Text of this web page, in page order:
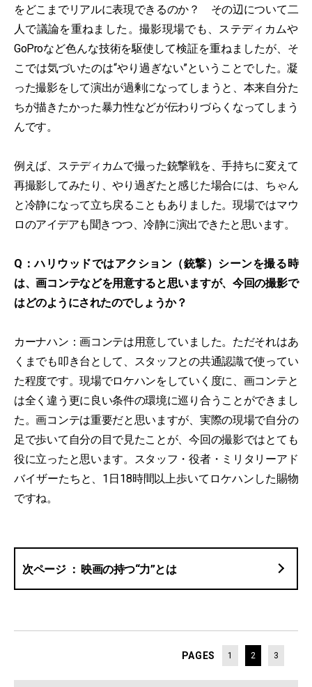
をどこまでリアルに表現できるのか？ その辺について二
人で議論を重ねました。撮影現場でも、ステディカムや
GoProなど色んな技術を駆使して検証を重ねましたが、そ
こでは気づいたのは“やり過ぎない”ということでした。凝
った撮影をして演出が過剰になってしまうと、本来自分た
ちが描きたかった暴力性などが伝わりづらくなってしまう
んです。
例えば、ステディカムで撮った銃撃戦を、手持ちに変えて
再撮影してみたり、やり過ぎたと感じた場合には、ちゃん
と冷静になって立ち戻ることもありました。現場ではマウ
ロのアイデアも聞きつつ、冷静に演出できたと思います。
Q：ハリウッドではアクション（銃撃）シーンを撮る時
は、画コンテなどを用意すると思いますが、今回の撮影で
はどのようにされたのでしょうか？
カーナハン：画コンテは用意していました。ただそれはあ
くまでも叩き台として、スタッフとの共通認識で使ってい
た程度です。現場でロケハンをしていく度に、画コンテと
は全く違う更に良い条件の環境に巡り合うことができまし
た。画コンテは重要だと思いますが、実際の現場で自分の
足で歩いて自分の目で見たことが、今回の撮影ではとても
役に立ったと思います。スタッフ・役者・ミリタリーアド
バイザーたちと、1日18時間以上歩いてロケハンした賜物
ですね。
映画の持つ“力”とは
PAGES 1 2 3